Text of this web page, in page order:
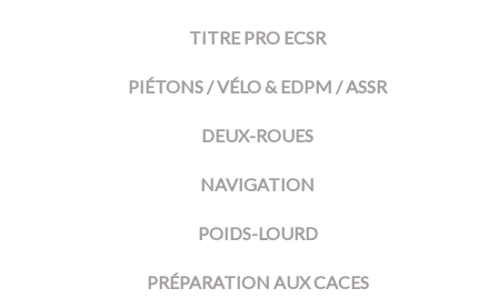
TITRE PRO ECSR
PIÉTONS / VÉLO & EDPM / ASSR
DEUX-ROUES
NAVIGATION
POIDS-LOURD
PRÉPARATION AUX CACES